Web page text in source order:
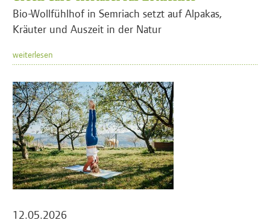
Bio-Wollfühlhof in Semriach setzt auf Alpakas,
Kräuter und Auszeit in der Natur
weiterlesen
12.05.2026